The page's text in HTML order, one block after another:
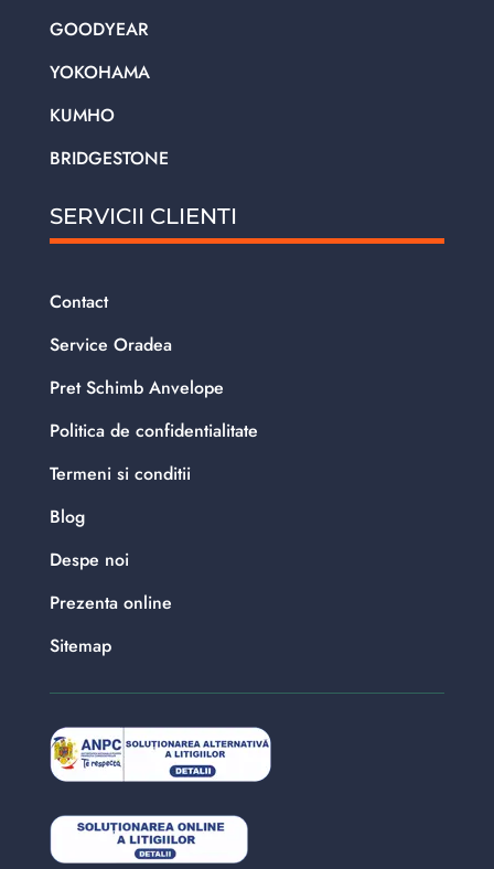
GOODYEAR
YOKOHAMA
KUMHO
BRIDGESTONE
SERVICII CLIENTI
Contact
Service Oradea
Pret Schimb Anvelope
Politica de confidentialitate
Termeni si conditii
Blog
Despe noi
Prezenta online
Sitemap